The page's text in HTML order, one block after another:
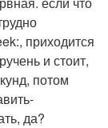
приходится
и стоит,
потом
да?